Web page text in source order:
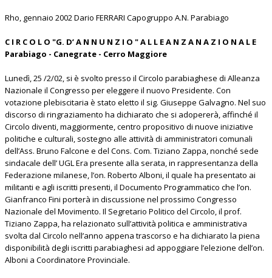
Rho, gennaio 2002 Dario FERRARI Capogruppo A.N. Parabiago
C I R C O L O "G. D’ A N N U N Z I O " A L L E A N Z A N A Z I O N A L E
Parabiago - Canegrate - Cerro Maggiore
Lunedì, 25 /2/02, si è svolto presso il Circolo parabiaghese di Alleanza
Nazionale il Congresso per eleggere il nuovo Presidente. Con
votazione plebiscitaria è stato eletto il sig. Giuseppe Galvagno. Nel suo
discorso di ringraziamento ha dichiarato che si adopererà, affinché il
Circolo diventi, maggiormente, centro propositivo di nuove iniziative
politiche e culturali, sostegno alle attività di amministratori comunali
dell’Ass. Bruno Falcone e del Cons. Com. Tiziano Zappa, nonché sede
sindacale dell’ UGL Era presente alla serata, in rappresentanza della
Federazione milanese, l’on. Roberto Alboni, il quale ha presentato ai
militanti e agli iscritti presenti, il Documento Programmatico che l’on.
Gianfranco Fini porterà in discussione nel prossimo Congresso
Nazionale del Movimento. Il Segretario Politico del Circolo, il prof.
Tiziano Zappa, ha relazionato sull’attività politica e amministrativa
svolta dal Circolo nell’anno appena trascorso e ha dichiarato la piena
disponibilità degli iscritti parabiaghesi ad appoggiare l’elezione dell’on.
Alboni a Coordinatore Provinciale.